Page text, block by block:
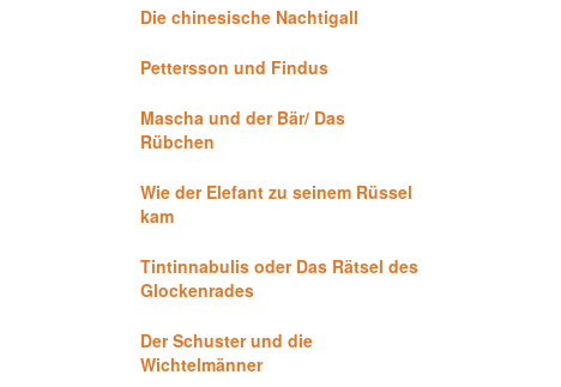
Die chinesische Nachtigall
Pettersson und Findus
Mascha und der Bär/ Das
Rübchen
Wie der Elefant zu seinem Rüssel
kam
Tintinnabulis oder Das Rätsel des
Glockenrades
Der Schuster und die
Wichtelmänner